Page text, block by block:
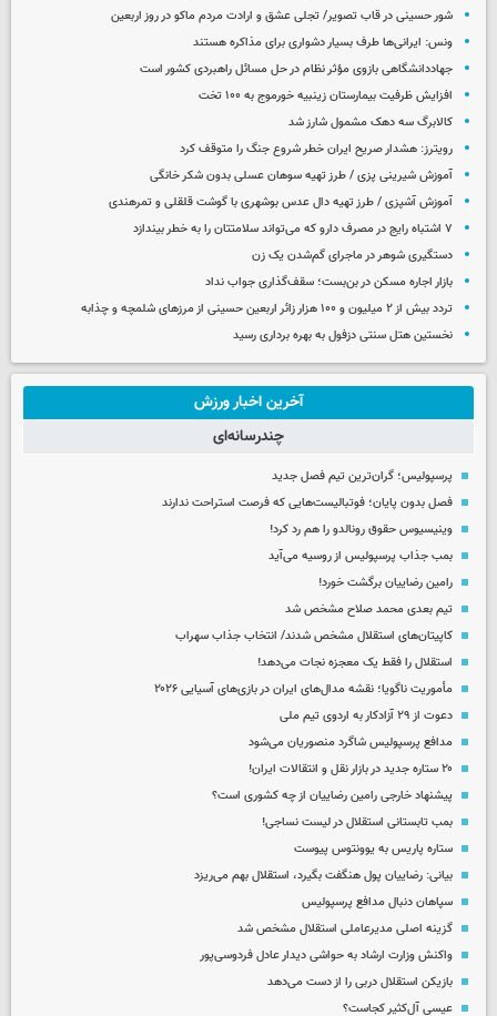
شور حسینی در قاب تصویر/ تجلی عشق و ارادت مردم ماکو در روز اربعین
ونس: ایرانی‌ها طرف بسیار دشواری برای مذاکره هستند
جهاددانشگاهی بازوی مؤثر نظام در حل مسائل راهبردی کشور است
افزایش ظرفیت بیمارستان زینبیه خورموج به ۱۰۰ تخت
کالابرگ سه دهک مشمول شارز شد
رویترز: هشدار صریح ایران خطر شروع جنگ را متوقف کرد
آموزش شیرینی پزی / طرز تهیه سوهان عسلی بدون شکر خانگی
آموزش آشپزی / طرز تهیه دال عدس بوشهری با گوشت قلقلی و تمرهندی
۷ اشتباه رایج در مصرف دارو که می‌تواند سلامتتان را به خطر بیندازد
دستگیری شوهر در ماجرای گم‌شدن یک زن
بازار اجاره مسکن در بن‌بست؛ سقف‌گذاری جواب نداد
تردد بیش از ۲ میلیون و ۱۰۰ هزار زائر اربعین حسینی از مرزهای شلمچه و چذابه
نخستین هتل سنتی دزفول به بهره برداری رسید
آخرین اخبار ورزش
چندرسانه‌ای
پرسپولیس؛ گران‌ترین تیم فصل جدید
فصل بدون پایان؛ فوتبالیست‌هایی که فرصت استراحت ندارند
وینیسیوس حقوق رونالدو را هم رد کرد!
بمب جذاب پرسپولیس از روسیه می‌آید
رامین رضاییان برگشت خورد!
تیم بعدی محمد صلاح مشخص شد
کاپیتان‌های استقلال مشخص شدند/ انتخاب جذاب سهراب
استقلال را فقط یک معجزه نجات می‌دهد!
مأموریت ناگویا؛ نقشه مدال‌های ایران در بازی‌های آسیایی ۲۰۲۶
دعوت از ۲۹ آزادکار به اردوی تیم ملی
مدافع پرسپولیس شاگرد منصوریان می‌شود
۲۰ ستاره جدید در بازار نقل و انتقالات ایران!
پیشنهاد خارجی رامین رضاییان از چه کشوری است؟
بمب تابستانی استقلال در لیست نساجی!
ستاره پاریس به یوونتوس پیوست
بیانی: رضاییان پول هنگفت بگیرد، استقلال بهم می‌ریزد
سپاهان دنبال مدافع پرسپولیس
گزینه اصلی مدیرعاملی استقلال مشخص شد
واکنش وزارت ارشاد به حواشی دیدار عادل فردوسی‌پور
بازیکن استقلال دربی را از دست می‌دهد
عیسی آل‌کثیر کجاست؟